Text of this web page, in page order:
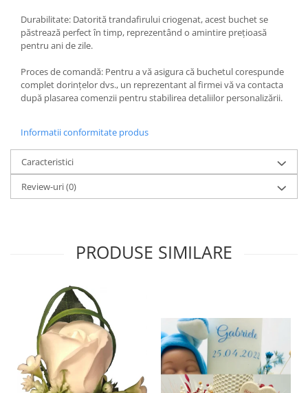
Durabilitate: Datorită trandafirului criogenat, acest buchet se
păstrează perfect în timp, reprezentând o amintire prețioasă
pentru ani de zile.
Proces de comandă: Pentru a vă asigura că buchetul corespunde
complet dorințelor dvs., un reprezentant al firmei vă va contacta
după plasarea comenzii pentru stabilirea detaliilor personalizării.
Informatii conformitate produs
Caracteristici
Review-uri(0)
PRODUSE SIMILARE